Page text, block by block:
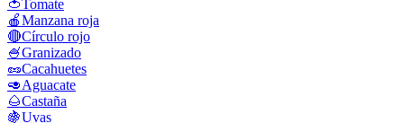
🍅Tomate
🍎Manzana roja
🔴Círculo rojo
🍧Granizado
🥜Cacahuetes
🥑Aguacate
🌰Castaña
🍇Uvas